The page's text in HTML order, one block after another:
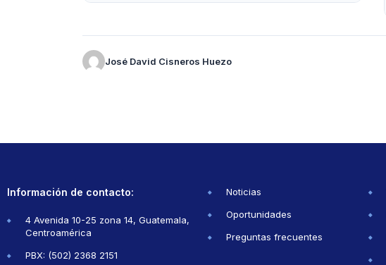
José David Cisneros Huezo
Información de contacto:
4 Avenida 10-25 zona 14, Guatemala,
Centroamérica
PBX: (502) 2368 2151
Noticias
Oportunidades
Preguntas frecuentes